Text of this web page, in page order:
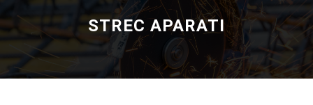
STREC APARATI